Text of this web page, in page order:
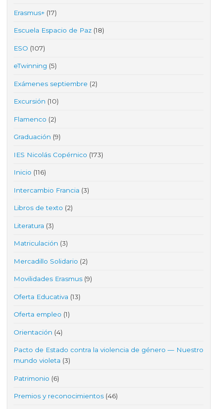
Erasmus+ (17)
Escuela Espacio de Paz (18)
ESO (107)
eTwinning (5)
Exámenes septiembre (2)
Excursión (10)
Flamenco (2)
Graduación (9)
IES Nicolás Copérnico (173)
Inicio (116)
Intercambio Francia (3)
Libros de texto (2)
Literatura (3)
Matriculación (3)
Mercadillo Solidario (2)
Movilidades Erasmus (9)
Oferta Educativa (13)
Oferta empleo (1)
Orientación (4)
Pacto de Estado contra la violencia de género — Nuestro
mundo violeta (3)
Patrimonio (6)
Premios y reconocimientos (46)